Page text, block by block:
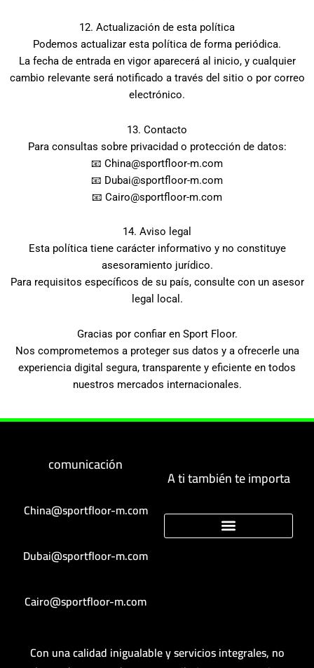
12. Actualización de esta política
Podemos actualizar esta política de forma periódica.
La fecha de entrada en vigor aparecerá al inicio, y cualquier
cambio relevante será notificado a través del sitio o por correo
electrónico.
13. Contacto
Para consultas sobre privacidad o protección de datos:
📧 China@sportfloor-m.com
📧 Dubai@sportfloor-m.com
📧 Cairo@sportfloor-m.com
14. Aviso legal
Esta política tiene carácter informativo y no constituye
asesoramiento jurídico.
Para requisitos específicos de su país, consulte con un asesor
legal local.
Gracias por confiar en Sport Floor.
Nos comprometemos a proteger sus datos y a ofrecerle una
experiencia digital segura, transparente y eficiente en todos
nuestros mercados internacionales.
comunicación
China@sportfloor-m.com
Dubai@sportfloor-m.com
Cairo@sportfloor-m.com
A ti también te importa
Con una calidad inigualable y servicios integrales, no